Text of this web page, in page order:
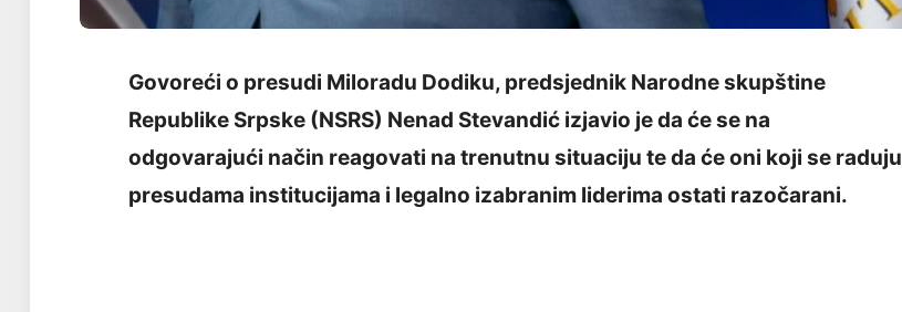
Govoreći o presudi Miloradu Dodiku, predsjednik Narodne skupštine
Republike Srpske (NSRS) Nenad Stevandić izjavio je da će se na
odgovarajući način reagovati na trenutnu situaciju te da će oni koji se raduju
presudama institucijama i legalno izabranim liderima ostati razočarani.